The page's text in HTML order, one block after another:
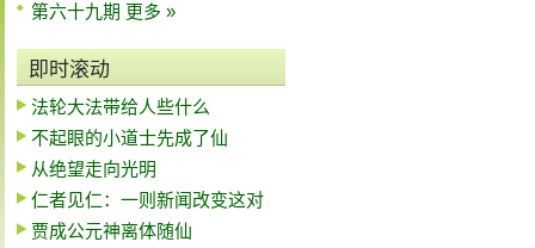
第六十九期 更多 »
即时滚动
法轮大法带给人些什么
不起眼的小道士先成了仙
从绝望走向光明
仁者见仁：一则新闻改变这对
贾成公元神离体随仙